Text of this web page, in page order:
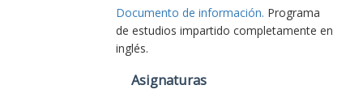
Documento de información. Programa
de estudios impartido completamente en
inglés.
Asignaturas